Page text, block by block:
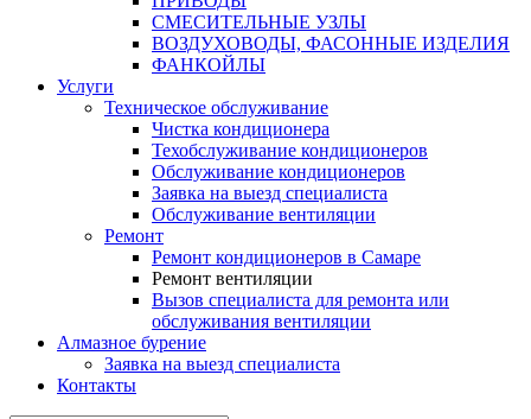
СМЕСИТЕЛЬНЫЕ УЗЛЫ
ВОЗДУХОВОДЫ, ФАСОННЫЕ ИЗДЕЛИЯ
ФАНКОЙЛЫ
Услуги
Техническое обслуживание
Чистка кондиционера
Техобслуживание кондиционеров
Обслуживание кондиционеров
Заявка на выезд специалиста
Обслуживание вентиляции
Ремонт
Ремонт кондиционеров в Самаре
Ремонт вентиляции
Вызов специалиста для ремонта или
обслуживания вентиляции
Алмазное бурение
Заявка на выезд специалиста
Контакты